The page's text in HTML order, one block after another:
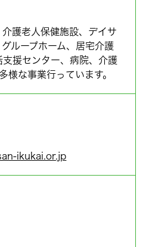
護老人保健施設、デイサ
ループホーム、居宅介護
援センター、病院、介護
様な事業行っています。
ikukai.or.jp